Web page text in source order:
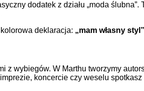
dodatek z działu „moda ślubna”.
deklaracja: „mam własny styl”
wybiegów. W Marthu tworzymy
koncercie czy weselu